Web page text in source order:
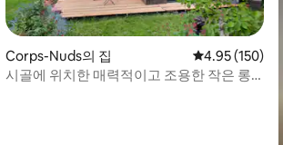
점 만점), 후기 15개
Corps-Nuds의 집 평점 4.95점(5
4.95 (150)
시골에 위치한 매력적이고 조용한 작은 롱